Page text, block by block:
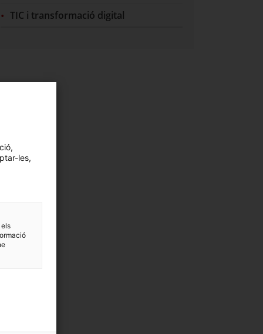
TIC i transformació digital
les,